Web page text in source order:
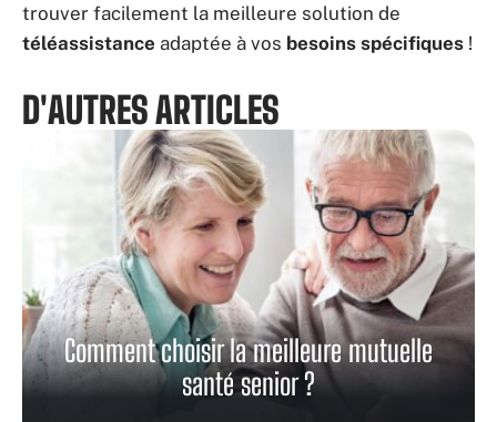
trouver facilement la meilleure solution de
téléassistance adaptée à vos besoins spécifiques !
D'AUTRES ARTICLES
Comment choisir la meilleure mutuelle
santé senior ?